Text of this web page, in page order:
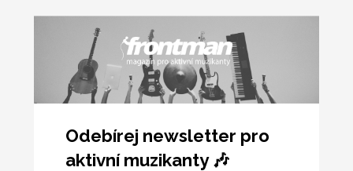
Odebírej newsletter pro
aktivní muzikanty 🎶